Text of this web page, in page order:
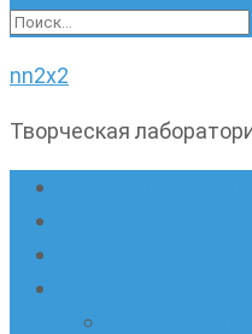
Найти:
nn2x2
Творческая